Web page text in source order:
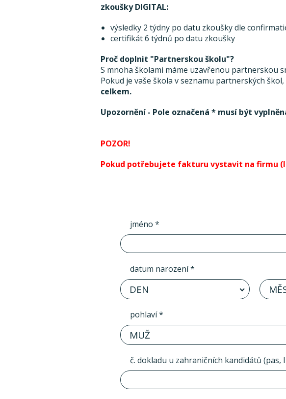
zkoušky DIGITAL:
výsledky 2 týdny po datu zkoušky dle
certifikát 6 týdnů po datu zkoušky
Proč doplnit "Partnerskou školu"?
S mnoha školami máme uzavřenou partnerskou
Pokud je vaše škola v seznamu partnerských
celkem.
Upozornění - Pole označená * musí být
POZOR!
Pokud potřebujete fakturu vystavit na firmu
jméno *
datum narození *
DEN
pohlaví *
MUŽ
č. dokladu u zahraničních kandidátů (pas,